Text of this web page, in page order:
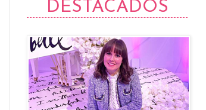
DESTACADOS